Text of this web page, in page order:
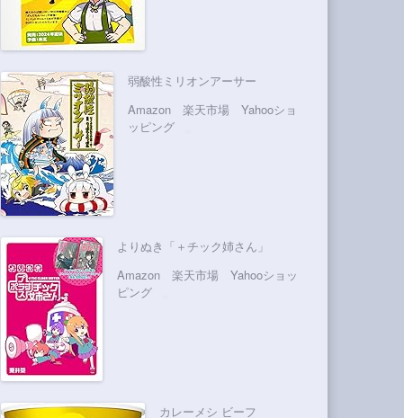
弱酸性ミリオンアーサー
Amazon
楽天市場
Yahooショ
ッピング
よりぬき「＋チック姉さん」
Amazon
楽天市場
Yahooショッ
ピング
カレーメシ ビーフ